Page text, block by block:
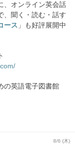
、オンライン英会話
、聞く・読む・話す
ース 」も好評展開中
の英語電子図書館
8/6 (木)